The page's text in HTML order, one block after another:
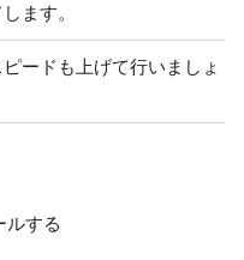
ます。
ードも上げて行いましょ
ルする